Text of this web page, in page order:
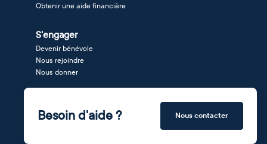
Obtenir une aide financière
S'engager
Devenir bénévole
Nous rejoindre
Nous donner
Besoin d'aide ? Nous contacter